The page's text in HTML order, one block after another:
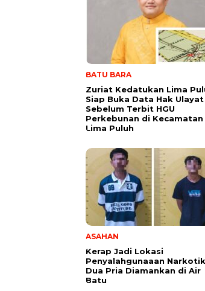
BATU BARA
Zuriat Kedatukan Lima
Siap Buka Data Hak Ulayat
Sebelum Terbit HGU
Perkebunan di Kecamatan
Lima Puluh
ASAHAN
Kerap Jadi Lokasi
Penyalahgunaaan
Dua Pria Diamankan di Air
Batu